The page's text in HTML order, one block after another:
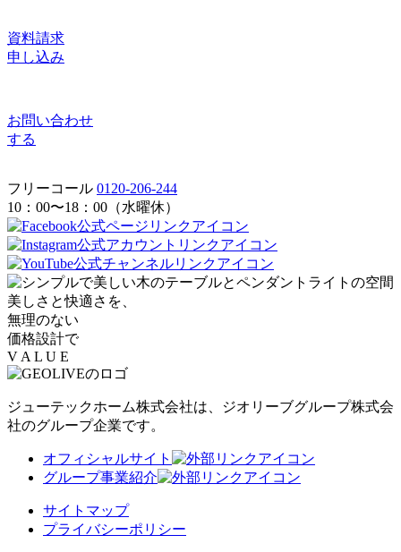
資料請求
申し込み
お問い合わせ
する
フリーコール 0120-206-244
10：00〜18：00（水曜休）
美しさと快適さを、
無理のない
価格設計で
VA L U E
ジューテックホーム株式会社は、
ジオリーブグループ株式会
社のグループ企業です。
オフィシャルサイト
グループ事業紹介
サイトマップ
プライバシーポリシー